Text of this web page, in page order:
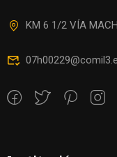
KM 6 1/2 VÍA